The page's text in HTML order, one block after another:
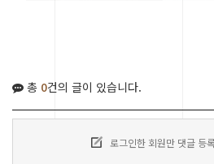
총 0건의 글이 있습니다.
로그인한 회원만 댓글 등